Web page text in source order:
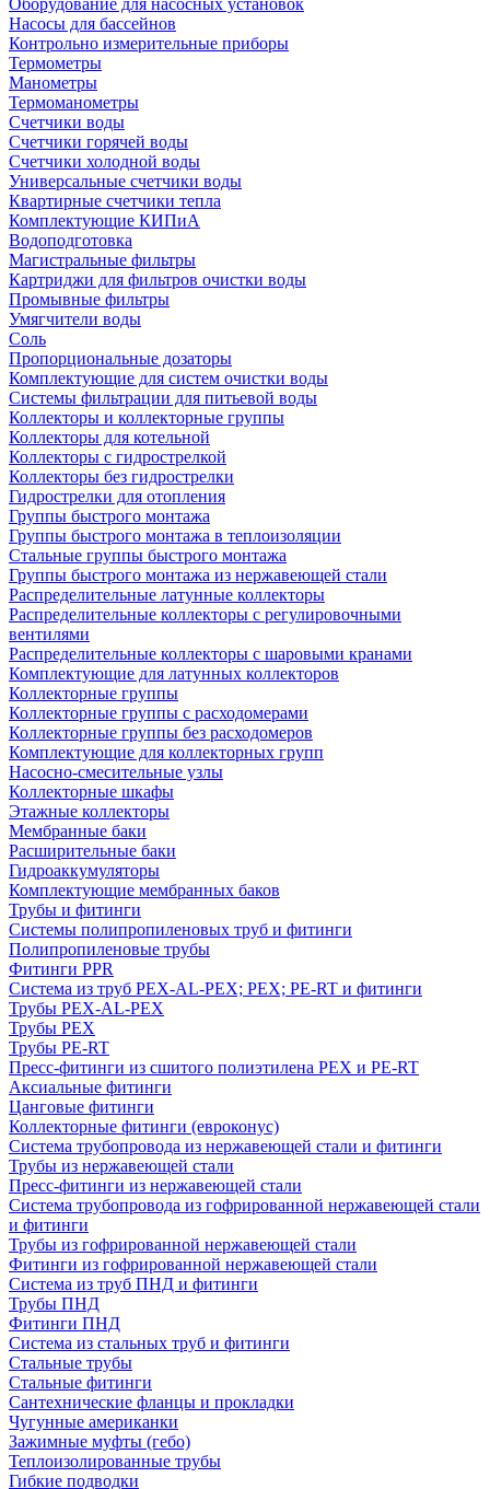
Оборудование для насосных установок
Насосы для бассейнов
Контрольно измерительные приборы
Термометры
Манометры
Термоманометры
Счетчики воды
Счетчики горячей воды
Счетчики холодной воды
Универсальные счетчики воды
Квартирные счетчики тепла
Комплектующие КИПиА
Водоподготовка
Магистральные фильтры
Картриджи для фильтров очистки воды
Промывные фильтры
Умягчители воды
Соль
Пропорциональные дозаторы
Комплектующие для систем очистки воды
Системы фильтрации для питьевой воды
Коллекторы и коллекторные группы
Коллекторы для котельной
Коллекторы с гидрострелкой
Коллекторы без гидрострелки
Гидрострелки для отопления
Группы быстрого монтажа
Группы быстрого монтажа в теплоизоляции
Стальные группы быстрого монтажа
Группы быстрого монтажа из нержавеющей стали
Распределительные латунные коллекторы
Распределительные коллекторы с регулировочными
вентилями
Распределительные коллекторы с шаровыми кранами
Комплектующие для латунных коллекторов
Коллекторные группы
Коллекторные группы с расходомерами
Коллекторные группы без расходомеров
Комплектующие для коллекторных групп
Насосно-смесительные узлы
Коллекторные шкафы
Этажные коллекторы
Мембранные баки
Расширительные баки
Гидроаккумуляторы
Комплектующие мембранных баков
Трубы и фитинги
Системы полипропиленовых труб и фитинги
Полипропиленовые трубы
Фитинги PPR
Система из труб PEX-AL-PEX; PEX; PE-RT и фитинги
Трубы PEX-AL-PEX
Трубы PEX
Трубы PE-RT
Пресс-фитинги из сшитого полиэтилена PEX и PE-RT
Аксиальные фитинги
Цанговые фитинги
Коллекторные фитинги (евроконус)
Система трубопровода из нержавеющей стали и фитинги
Трубы из нержавеющей стали
Пресс-фитинги из нержавеющей стали
Система трубопровода из гофрированной нержавеющей стали
и фитинги
Трубы из гофрированной нержавеющей стали
Фитинги из гофрированной нержавеющей стали
Система из труб ПНД и фитинги
Трубы ПНД
Фитинги ПНД
Система из стальных труб и фитинги
Стальные трубы
Стальные фитинги
Сантехнические фланцы и прокладки
Чугунные американки
Зажимные муфты (гебо)
Теплоизолированные трубы
Гибкие подводки